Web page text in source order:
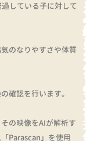
している子に対して
のなりやすさや体質
確認を行います。
の映像をAIが解析す
Parascan」を使用